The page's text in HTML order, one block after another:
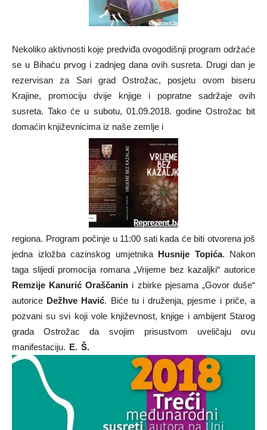
Nekoliko aktivnosti koje predviđa ovogodišnji program održaće
se u Bihaću prvog i zadnjeg dana ovih susreta. Drugi dan je
rezervisan za Sari grad Ostrožac, posjetu ovom biseru
Krajine, promociju dvije knjige i popratne sadržaje ovih
susreta. Tako će u subotu, 01.09.2018. godine Ostrožac bit
domaćin književnicima iz naše zemlje i
regiona. Program počinje u 11:00 sati kada će biti otvorena još
jedna izložba cazinskog umjetnika Husnije Topića. Nakon
taga slijedi promocija romana „Vrijeme bez kazaljki“ autorice
Remzije Kanurić Oraščanin i zbirke pjesama „Govor duše“
autorice Dežhve Havić. Biće tu i druženja, pjesme i priče, a
pozvani su svi koji vole književnost, knjige i ambijent Starog
grada Ostrožac da svojim prisustvom uveličaju ovu
manifestaciju. E. Š.